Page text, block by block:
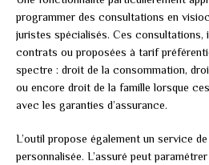
programmer des consultations en
juristes spécialisés. Ces consultations,
contrats ou proposées à tarif
spectre : droit de la consommation,
ou encore droit de la famille lorsque
avec les garanties d’assurance.
L’outil propose également un service
personnalisée. L’assuré peut